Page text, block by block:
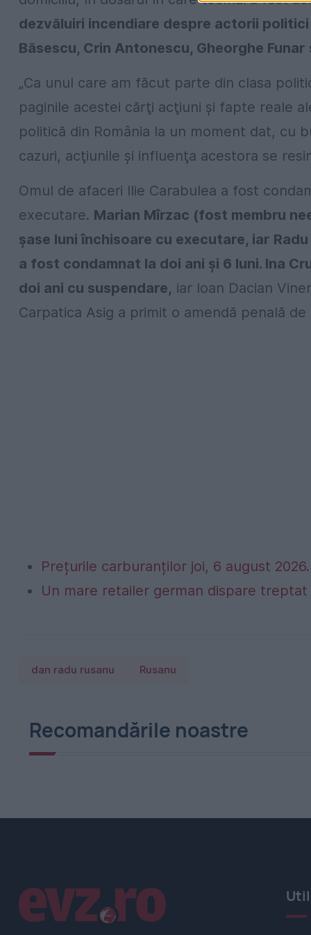
dezvăluiri incendiare despre actorii
Băsescu, Crin Antonescu, Gheorghe
„Ca unul care am făcut parte din clasa
paginile acestei cărţi acţiuni și fapte reale
politică din România la un moment dat, cu
cazuri, acţiunile și influenţa acestora se
Omul de afaceri Ilie Carabulea a fost
executare. Marian Mîrzac (fost membru
şase luni închisoare cu executare, iar
a fost condamnat la doi ani şi 6 luni. Ina
doi ani cu suspendare, iar Ioan Dacian
Carpatica Asig a primit o amendă penală de
Prețurile carburanților joi, 6 august
Un mare retailer german dispare
dan radu rusanu Rusanu
Recomandările noastre
Linkuri utile